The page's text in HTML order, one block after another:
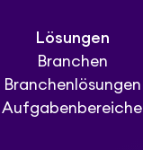
Lösungen
Branchen
Branchenlösungen
Aufgabenbereiche